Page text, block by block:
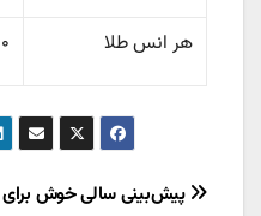
هر انس طلا
راهبری
پیش‌بینی سالی خوش برای